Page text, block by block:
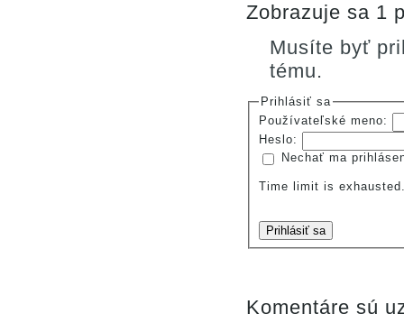
Zobrazuje sa 1
Musíte byť
tému.
Prihlásiť sa
Používateľské meno:
Heslo:
Nechať ma
Time limit is
Prihlásiť sa
Komentáre sú